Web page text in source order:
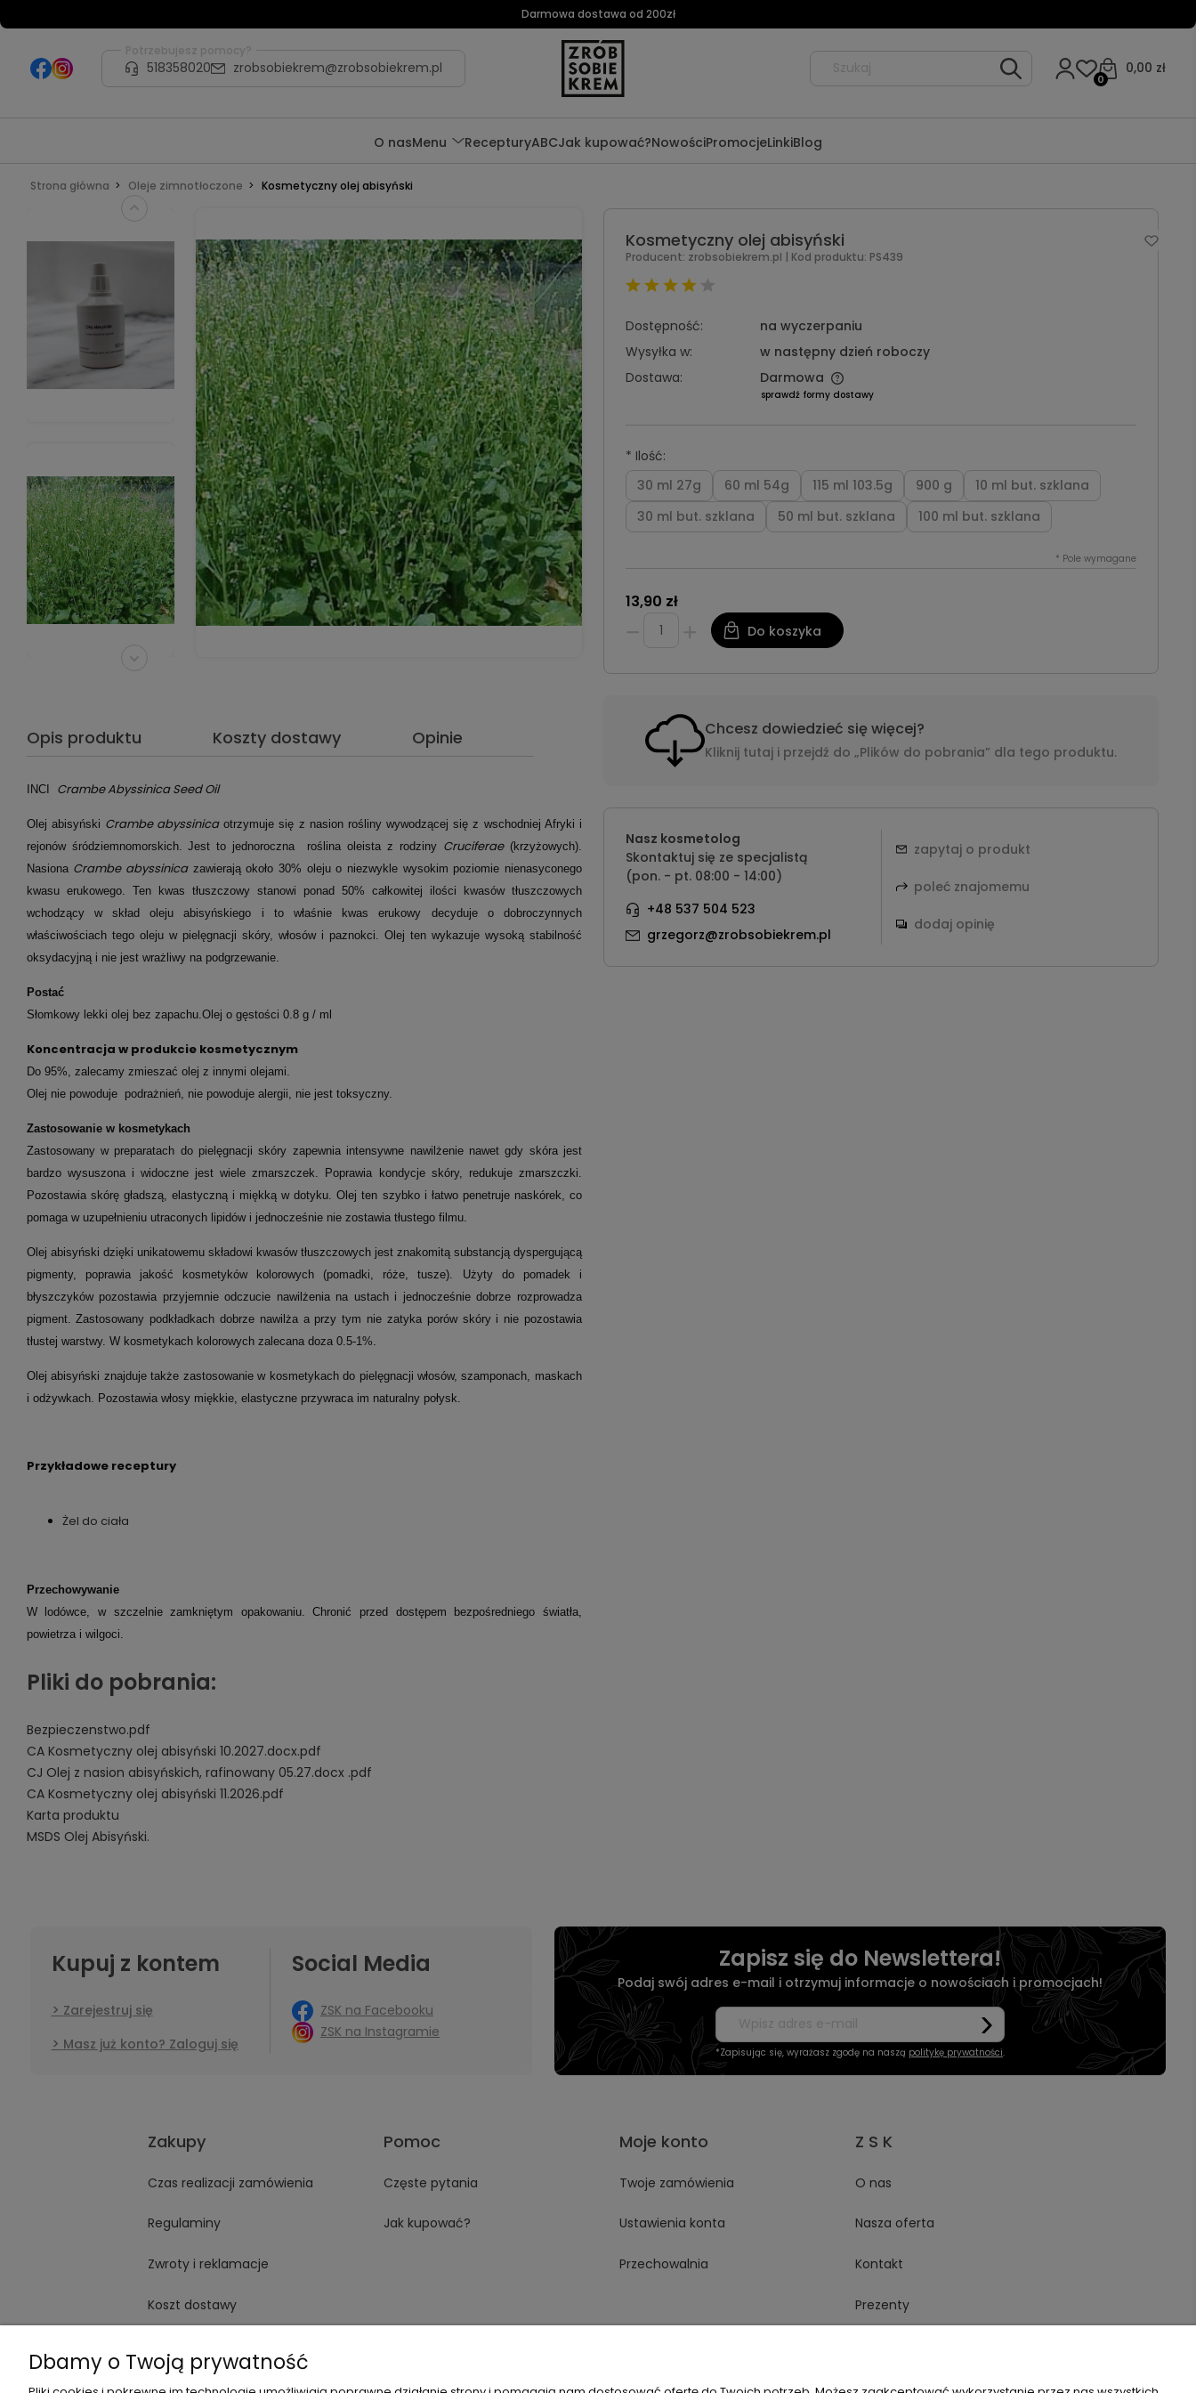
Darmowa dostawa od 200zł
Potrzebujesz pomocy?
518358020 zrobsobiekrem@zrobsobiekrem.pl 0,00 zł
0
O nasMenu RecepturyABCJak kupować?NowościPromocjeLinkiBlog
Strona główna Oleje zimnotłoczone Kosmetyczny olej abisyński
Opis produktu Koszty dostawy Opinie
INCI Crambe Abyssinica Seed Oil
Olej abisyński Crambe abyssinicaotrzymuje się z nasion rośliny wywodzącej się z wschodniej Afryki i
rejonów śródziemnomorskich. Jest to jednoroczna roślina oleista z rodziny Cruciferae(krzyżowych).
Nasiona Crambe abyssinicazawierają około 30% oleju o niezwykle wysokim poziomie nienasyconego
kwasu erukowego. Ten kwas tłuszczowy stanowi ponad 50% całkowitej ilości kwasów tłuszczowych
wchodzący w skład oleju abisyńskiego i to właśnie kwas erukowy decyduje o dobroczynnych
właściwościach tego oleju w pielęgnacji skóry, włosów i paznokci. Olej ten wykazuje wysoką stabilność
oksydacyjną i nie jest wrażliwy na podgrzewanie.
Postać
Słomkowy lekki olej bez zapachu.Olej o gęstości 0.8 g / ml
Koncentracja w produkcie kosmetycznym
Do 95%, zalecamy zmieszać olej z innymi olejami.
Olej nie powoduje podrażnień, nie powoduje alergii, nie jest toksyczny.
Zastosowanie w kosmetykach
Zastosowany w preparatach do pielęgnacji skóry zapewnia intensywne nawilżenie nawet gdy skóra jest
bardzo wysuszona i widoczne jest wiele zmarszczek. Poprawia kondycje skóry, redukuje zmarszczki.
Pozostawia skórę gładszą, elastyczną i miękką w dotyku. Olej ten szybko i łatwo penetruje naskórek, co
pomaga w uzupełnieniu utraconych lipidów i jednocześnie nie zostawia tłustego filmu.
Olej abisyński dzięki unikatowemu składowi kwasów tłuszczowych jest znakomitą substancją dyspergującą
pigmenty, poprawia jakość kosmetyków kolorowych (pomadki, róże, tusze). Użyty do pomadek i
błyszczyków pozostawia przyjemnie odczucie nawilżenia na ustach i jednocześnie dobrze rozprowadza
pigment. Zastosowany podkładkach dobrze nawilża a przy tym nie zatyka porów skóry i nie pozostawia
tłustej warstwy. W kosmetykach kolorowych zalecana doza 0.5-1%.
Olej abisyński znajduje także zastosowanie w kosmetykach do pielęgnacji włosów, szamponach, maskach
i odżywkach. Pozostawia włosy miękkie, elastyczne przywraca im naturalny połysk.
Przykładowe receptury
Żel do ciała
Przechowywanie
W lodówce, w szczelnie zamkniętym opakowaniu. Chronić przed dostępem bezpośredniego światła,
powietrza i wilgoci.
Pliki do pobrania:
Bezpieczenstwo.pdf
CA Kosmetyczny olej abisyński 10.2027.docx.pdf
CJ Olej z nasion abisyńskich, rafinowany 05.27.docx .pdf
CA Kosmetyczny olej abisyński 11.2026.pdf
Karta produktu
MSDS Olej Abisyński.
Kosmetyczny olej abisyński
Producent: zrobsobiekrem.pl | Kod produktu: PS439
Dostępność:
na wyczerpaniu
Wysyłka w:
w następny dzień roboczy
Dostawa:
Darmowa
sprawdź formy dostawy
* Ilość:
30 ml 27g
60 ml 54g 115 ml 103.5g 900 g
10 ml but. szklana
30 ml but. szklana
50 ml but. szklana 100 ml but. szklana
* Pole wymagane
13,90 zł
Do koszyka
Chcesz dowiedzieć się więcej?
Kliknij tutaj i przejdź do „Plików do pobrania” dla tego produktu.
Nasz kosmetolog
Skontaktuj się ze specjalistą
(pon. - pt. 08:00 - 14:00)
+48 537 504 523
grzegorz@zrobsobiekrem.pl
zapytaj o produkt
poleć znajomemu
dodaj opinię
Kupuj z kontem
Zarejestruj się
Masz już konto? Zaloguj się
Social Media
ZSK na Facebooku
ZSK na Instagramie
Zapisz się do Newslettera!
Podaj swój adres e-mail i otrzymuj informacje o nowościach i promocjach!
*Zapisując się, wyrażasz zgodę na naszą politykę prywatności.
Zakupy
Czas realizacji zamówienia
Regulaminy
Zwroty i reklamacje
Koszt dostawy
Pomoc
Częste pytania
Jak kupować?
Moje konto
Twoje zamówienia
Ustawienia konta
Przechowalnia
Z S K
O nas
Nasza oferta
Kontakt
Prezenty
Dbamy o Twoją prywatność